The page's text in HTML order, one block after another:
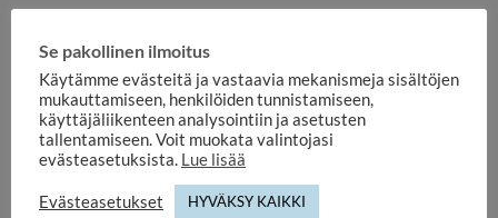
Se pakollinen ilmoitus
Käytämme evästeitä ja vastaavia mekanismeja sisältöjen
mukauttamiseen, henkilöiden tunnistamiseen,
käyttäjäliikenteen analysointiin ja asetusten
tallentamiseen. Voit muokata valintojasi
evästeasetuksista. Lue lisää
Evästeasetukset HYVÄKSY KAIKKI